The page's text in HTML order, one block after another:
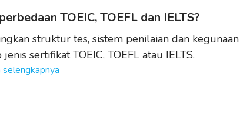
TOEIC, TOEFL dan IELTS?
struktur tes, sistem penilaian dan kegunaan
jenis sertifikat TOEIC, TOEFL atau IELTS.
selengkapnya